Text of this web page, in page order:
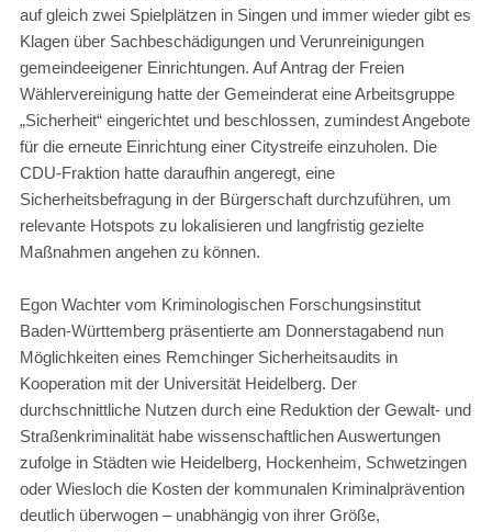
auf gleich zwei Spielplätzen in Singen und immer wieder gibt es
Klagen über Sachbeschädigungen und Verunreinigungen
gemeindeeigener Einrichtungen. Auf Antrag der Freien
Wählervereinigung hatte der Gemeinderat eine Arbeitsgruppe
„Sicherheit“ eingerichtet und beschlossen, zumindest Angebote
für die erneute Einrichtung einer Citystreife einzuholen. Die
CDU-Fraktion hatte daraufhin angeregt, eine
Sicherheitsbefragung in der Bürgerschaft durchzuführen, um
relevante Hotspots zu lokalisieren und langfristig gezielte
Maßnahmen angehen zu können.
Egon Wachter vom Kriminologischen Forschungsinstitut
Baden-Württemberg präsentierte am Donnerstagabend nun
Möglichkeiten eines Remchinger Sicherheitsaudits in
Kooperation mit der Universität Heidelberg. Der
durchschnittliche Nutzen durch eine Reduktion der Gewalt- und
Straßenkriminalität habe wissenschaftlichen Auswertungen
zufolge in Städten wie Heidelberg, Hockenheim, Schwetzingen
oder Wiesloch die Kosten der kommunalen Kriminalprävention
deutlich überwogen – unabhängig von ihrer Größe,